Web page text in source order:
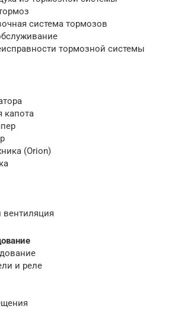
система тормозов
тормозной системы
капота
(Orion)
вентиляция
и реле